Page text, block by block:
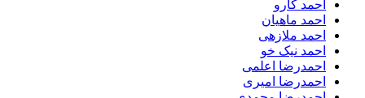
احمد کارو
احمد ماهیان
احمد ملازهی
احمد نیک خو
احمدرضا اعلمی
احمدرضا امیری